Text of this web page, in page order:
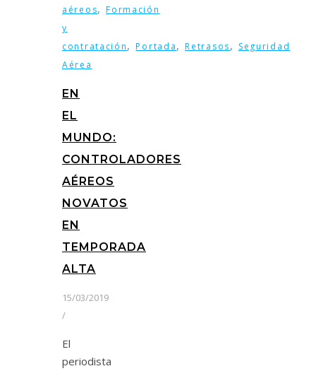
aéreos,Formación
y
contratación,Portada,Retrasos, Seguridad
Aérea
EN
EL
MUNDO:
CONTROLADORES
AÉREOS
NOVATOS
EN
TEMPORADA
ALTA
15/03/2019
/
El
periodista